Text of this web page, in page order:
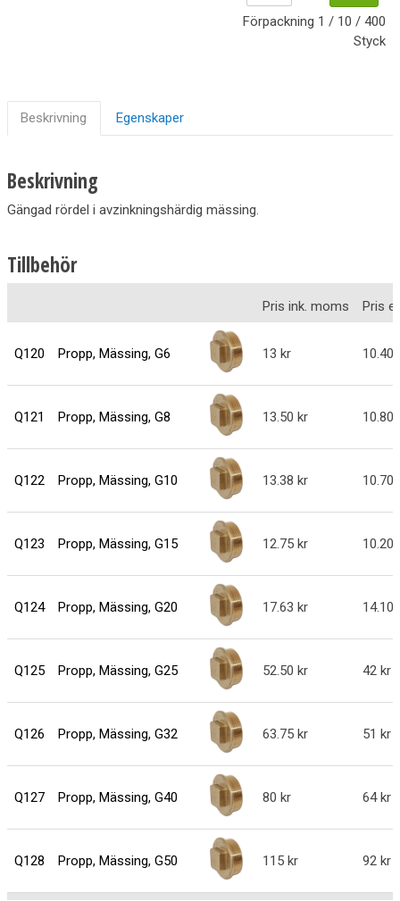
Förpackning 1 / 10 / 400
Styck
Beskrivning Egenskaper
Beskrivning
Gängad rördel i avzinkningshärdig mässing.
Tillbehör
Pris ink. moms Pris
Q120 Propp, Mässing, G6 13 10.40
Q121 Propp, Mässing, G8 13.50 10.80
Q122 Propp, Mässing, G10 13.38 10.70
Q123 Propp, Mässing, G15 12.75 10.20
Q124 Propp, Mässing, G20 17.63 14.10
Q125 Propp, Mässing, G25 52.50 42
Q126 Propp, Mässing, G32 63.75 51
Q127 Propp, Mässing, G40 80 64
Q128 Propp, Mässing, G50 115 92